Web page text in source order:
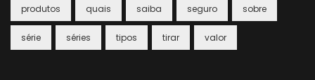
produtos quais saiba seguro sobre
série séries tipos tirar valor